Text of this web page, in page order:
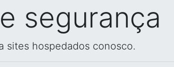
segurança
sites hospedados conosco.